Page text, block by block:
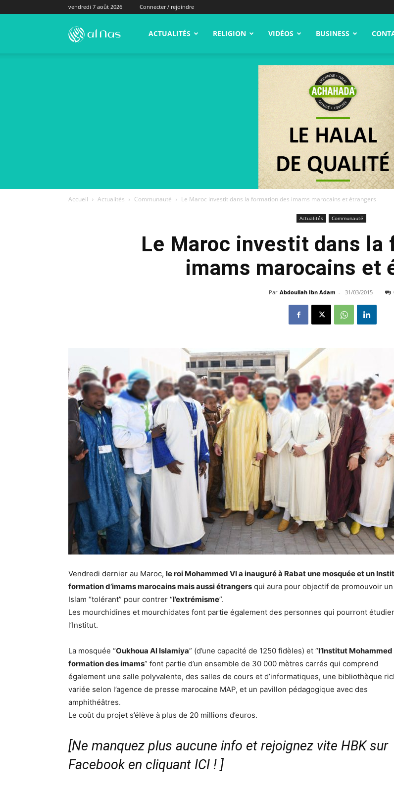
vendredi 7 août 2026 Connecter / rejoindre
alNas.fr ACTUALITÉS RELIGION VIDÉOS BUSINESS
Accueil Actualités Communauté Le Maroc investit dans la formation des imams marocains et étrangers
Actualités Communauté
Le Maroc investit dans la
imams marocains et
Par Abdoullah Ibn Adam - 31/03/2015
Vendredi dernier au Maroc, le roi Mohammed VI a inauguré à Rabat une mosquée et un
formation d’imams marocains mais aussi étrangers qui aura pour objectif de promouvoir un
Islam “tolérant” pour contrer “l’extrémisme”.
Les mourchidines et mourchidates font partie également des personnes qui pourront
l’Institut.
La mosquée “Oukhoua Al Islamiya” (d’une capacité de 1250 fidèles) et “l’Institut Mohammed
formation des imams” font partie d’un ensemble de 30 000 mètres carrés qui comprend
également une salle polyvalente, des salles de cours et d’informatiques, une bibliothèque
variée selon l’agence de presse marocaine MAP, et un pavillon pédagogique avec des
amphithéâtres.
Le coût du projet s’élève à plus de 20 millions d’euros.
[Ne manquez plus aucune info et rejoignez vite HBK sur
Facebook en cliquant ICI ! ]